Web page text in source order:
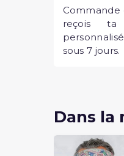
Commande
reçois ta
sous 7 jours.
Dans la